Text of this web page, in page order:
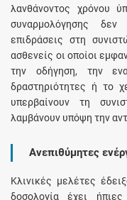
λανθάνοντος χρόνου
συναρμολόγησης δεν
επιδράσεις στη
ασθενείς οι οποίοι
την οδήγηση, την
δραστηριότητες ή το
υπερβαίνουν τη
λαμβάνουν υπόψη την
Ανεπιθύμητες
Κλινικές μελέτες
δοσολογία έχει